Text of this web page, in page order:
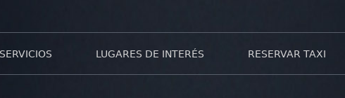
SERVICIOS LUGARES DE INTERÉS RESERVAR TAXI